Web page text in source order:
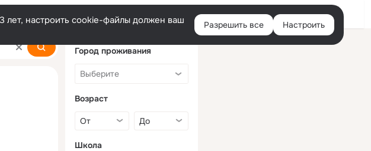
Войти
лет, настроить cookie-файлы должен ваш
Разрешить все Настроить
Город проживания
Возраст
Школа